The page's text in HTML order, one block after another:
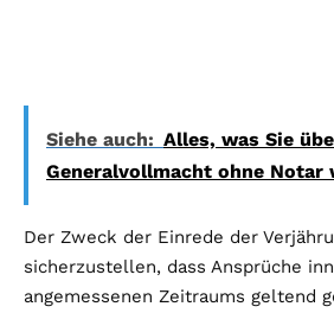
Siehe auch: Alles, was Sie
Generalvollmacht ohne Notar
Der Zweck der Einrede der
sicherzustellen, dass Ansprüche
angemessenen Zeitraums geltend